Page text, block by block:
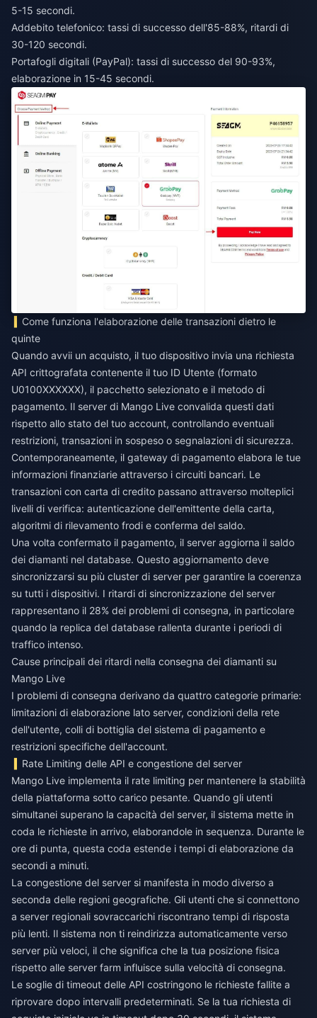
5-15 secondi.
Addebito telefonico: tassi di successo dell'85-88%, ritardi di
30-120 secondi.
Portafogli digitali (PayPal): tassi di successo del 90-93%,
elaborazione in 15-45 secondi.
Come funziona l'elaborazione delle transazioni dietro le
quinte
Quando avvii un acquisto, il tuo dispositivo invia una richiesta
API crittografata contenente il tuo ID Utente (formato
U0100XXXXXX), il pacchetto selezionato e il metodo di
pagamento. Il server di Mango Live convalida questi dati
rispetto allo stato del tuo account, controllando eventuali
restrizioni, transazioni in sospeso o segnalazioni di sicurezza.
Contemporaneamente, il gateway di pagamento elabora le tue
informazioni finanziarie attraverso i circuiti bancari. Le
transazioni con carta di credito passano attraverso molteplici
livelli di verifica: autenticazione dell'emittente della carta,
algoritmi di rilevamento frodi e conferma del saldo.
Una volta confermato il pagamento, il server aggiorna il saldo
dei diamanti nel database. Questo aggiornamento deve
sincronizzarsi su più cluster di server per garantire la coerenza
su tutti i dispositivi. I ritardi di sincronizzazione del server
rappresentano il 28% dei problemi di consegna, in particolare
quando la replica del database rallenta durante i periodi di
traffico intenso.
Cause principali dei ritardi nella consegna dei diamanti su
Mango Live
I problemi di consegna derivano da quattro categorie primarie:
limitazioni di elaborazione lato server, condizioni della rete
dell'utente, colli di bottiglia del sistema di pagamento e
restrizioni specifiche dell'account.
Rate Limiting delle API e congestione del server
Mango Live implementa il rate limiting per mantenere la stabilità
della piattaforma sotto carico pesante. Quando gli utenti
simultanei superano la capacità del server, il sistema mette in
coda le richieste in arrivo, elaborandole in sequenza. Durante le
ore di punta, questa coda estende i tempi di elaborazione da
secondi a minuti.
La congestione del server si manifesta in modo diverso a
seconda delle regioni geografiche. Gli utenti che si connettono
a server regionali sovraccarichi riscontrano tempi di risposta
più lenti. Il sistema non ti reindirizza automaticamente verso
server più veloci, il che significa che la tua posizione fisica
rispetto alle server farm influisce sulla velocità di consegna.
Le soglie di timeout delle API costringono le richieste fallite a
riprovare dopo intervalli predeterminati. Se la tua richiesta di